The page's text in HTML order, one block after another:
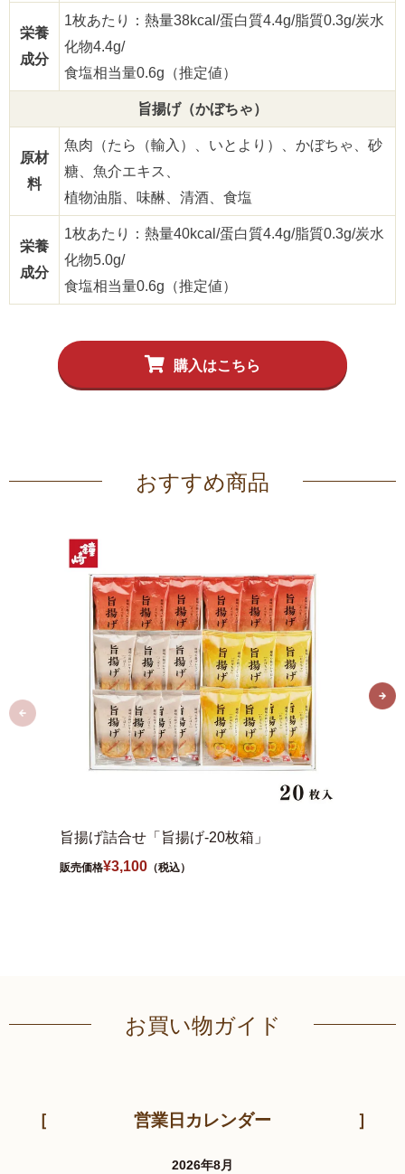
栄養
成分
1枚あたり：熱量38kcal/蛋白質4.4g/脂質0.3g/炭水
化物4.4g/
食塩相当量0.6g（推定値）
旨揚げ（かぼちゃ）
原材
料
魚肉（たら（輸入）、いとより）、かぼちゃ、砂
糖、魚介エキス、
植物油脂、味醂、清酒、食塩
栄養
成分
1枚あたり：熱量40kcal/蛋白質4.4g/脂質0.3g/炭水
化物5.0g/
食塩相当量0.6g（推定値）
購入はこちら
おすすめ商品
旨揚げ詰合せ「旨揚げ-20枚箱」
販売価格¥3,100 （税込）
お買い物ガイド
営業日カレンダー
2026年8月